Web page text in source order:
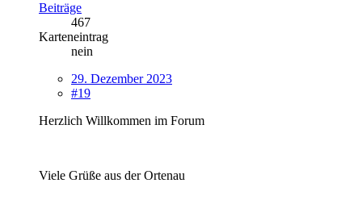
Beiträge
467
Karteneintrag
nein
29. Dezember 2023
#19
Herzlich Willkommen im Forum
Viele Grüße aus der Ortenau